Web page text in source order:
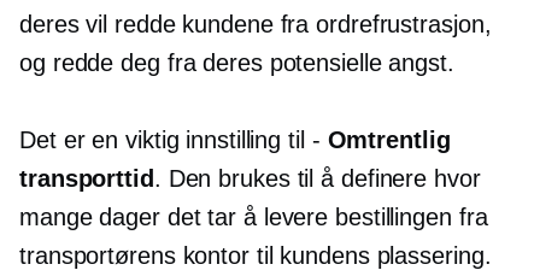
deres vil redde kundene fra ordrefrustrasjon,
og redde deg fra deres potensielle angst.
Det er en viktig innstilling til - Omtrentlig
transporttid. Den brukes til å definere hvor
mange dager det tar å levere bestillingen fra
transportørens kontor til kundens plassering.